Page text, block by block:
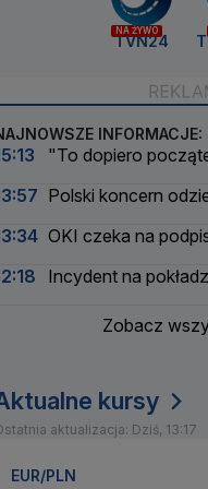
NA ŻYWO
TVN24
INFORMACJE:
"To dopiero
Polski koncern
OKI czeka na
Incydent na
Zobacz
kursy
aktualizacja: Dziś, 13:17
EUR/PLN